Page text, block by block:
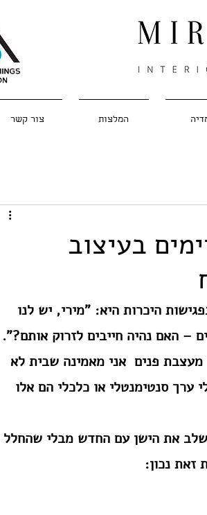
צור קשר המלצות
בעיצוב
היכרות היא: "מירי, יש לנו
– האם נהיה חייבים לזרוק אותם?".
פנים  אני מאמינה שבית לא
ערך סנטימנטלי או כלכלי הם אלו
את הישן עם החדש מבלי שהחלל